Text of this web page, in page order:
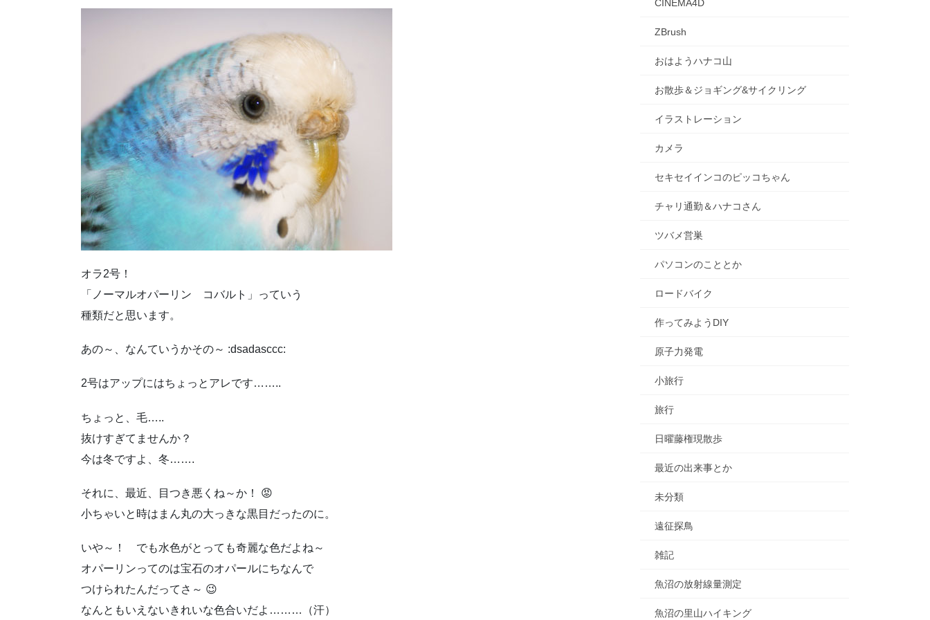
オラ2号！
「ノーマルオパーリン コバルト」っていう
種類だと思います。
あの～、なんていうかその～ :dsadasccc:
2号はアップにはちょっとアレです……..
ちょっと、毛…..
抜けすぎてませんか？
今は冬ですよ、冬…….
それに、最近、目つき悪くね～か！ 😡
小ちゃいと時はまん丸の大っきな黒目だったのに。
いや～！ でも水色がとっても奇麗な色だよね～
オパーリンってのは宝石のオパールにちなんで
つけられたんだってさ～ 😉
なんともいえないきれいな色合いだよ………（汗）
CINEMA4D
ZBrush
おはようハナコ山
お散歩＆ジョギング&サイクリング
イラストレーション
カメラ
セキセイインコのピッコちゃん
チャリ通勤＆ハナコさん
ツバメ営巣
パソコンのこととか
ロードバイク
作ってみようDIY
原子力発電
小旅行
旅行
日曜藤権現散歩
最近の出来事とか
未分類
遠征探鳥
雑記
魚沼の放射線量測定
魚沼の里山ハイキング